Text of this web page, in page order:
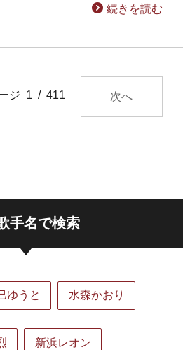
続きを読む
ジ 1 / 411 次へ
手名で検索
ゆうと 水森かおり
新浜レオン